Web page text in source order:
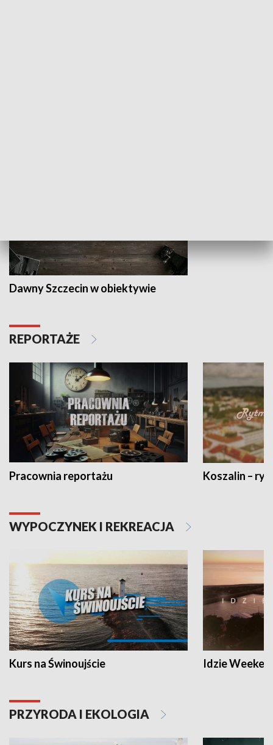
Dawny Szczecin w obiektywie
REPORTAŻE
Pracownia reportażu Koszalin –
WYPOCZYNEK I REKREACJA
Kurs na Świnoujście Idzie
PRZYRODA I EKOLOGIA